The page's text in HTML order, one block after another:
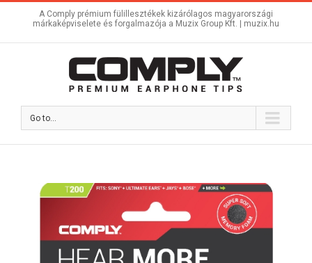
A Comply prémium fülillesztékek kizárólagos magyarországi
márkaképviselete és forgalmazója a Muzix Group Kft. | muzix.hu
Go to...